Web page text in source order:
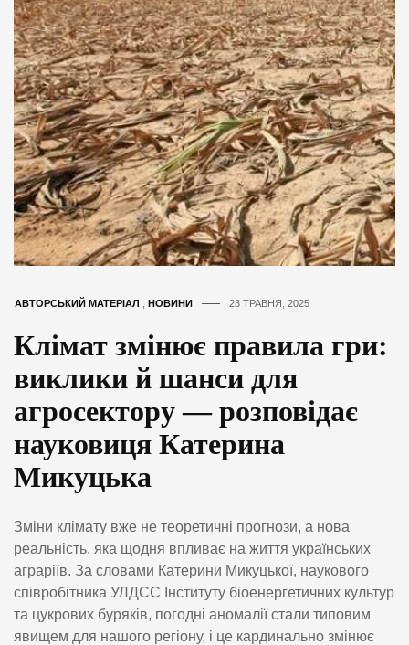
АВТОРСЬКИЙ МАТЕРІАЛ НОВИНИ 23 ТРАВНЯ, 2025
Клімат змінює правила гри:
виклики й шанси для
агросектору — розповідає
науковиця Катерина
Микуцька
Зміни клімату вже не теоретичні прогнози, а нова
реальність, яка щодня впливає на життя українських
аграріїв. За словами Катерини Микуцької, наукового
співробітника УЛДСС Інституту біоенергетичних культур
та цукрових буряків, погодні аномалії стали типовим
явищем для нашого регіону, і це кардинально змінює